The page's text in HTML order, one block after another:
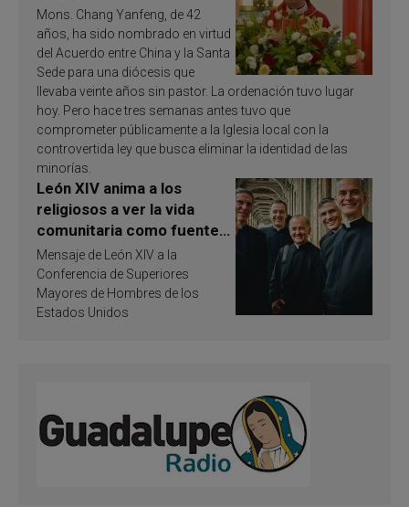
Mons. Chang Yanfeng, de 42
años, ha sido nombrado en virtud
del Acuerdo entre China y la Santa
Sede para una diócesis que
llevaba veinte años sin pastor. La ordenación tuvo lugar
hoy. Pero hace tres semanas antes tuvo que
comprometer públicamente a la Iglesia local con la
controvertida ley que busca eliminar la identidad de las
minorías.
León XIV anima a los
religiosos a ver la vida
comunitaria como fuente
de inspiración y
santificación
Mensaje de León XIV a la
Conferencia de Superiores
Mayores de Hombres de los
Estados Unidos